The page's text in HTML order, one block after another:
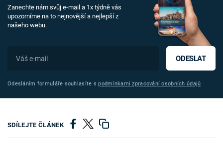
Zanechte nám svůj e-mail a 1x týdně vás
upozorníme na to nejnovější a nejlepší z
našeho webu.
ODESLAT
Odesláním formuláře souhlasíte spodmínkami zpracování osobních údajů
SDÍLEJTE ČLÁNEK